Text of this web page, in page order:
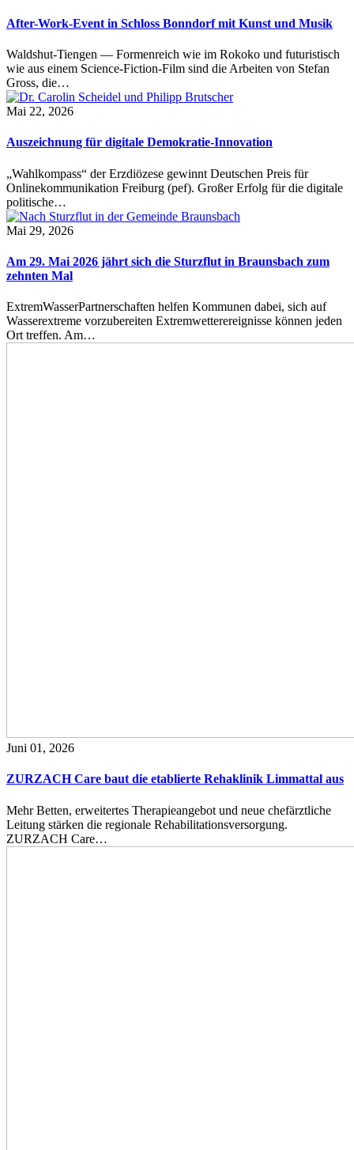
After-Work-Event in Schloss Bonndorf mit Kunst und Musik
Waldshut-Tiengen — Formenreich wie im Rokoko und futuristisch
wie aus einem Science-Fiction-Film sind die Arbeiten von Stefan
Gross, die…
Mai 22, 2026
Auszeichnung für digitale Demokratie-Innovation
„Wahlkompass“ der Erzdiözese gewinnt Deutschen Preis für
Onlinekommunikation Freiburg (pef). Großer Erfolg für die digitale
politische…
Mai 29, 2026
Am 29. Mai 2026 jährt sich die Sturzflut in Braunsbach zum
zehnten Mal
ExtremWasserPartnerschaften helfen Kommunen dabei, sich auf
Wasserextreme vorzubereiten Extremwetterereignisse können jeden
Ort treffen. Am…
Juni 01, 2026
ZURZACH Care baut die etablierte Rehaklinik Limmattal aus
Mehr Betten, erweitertes Therapieangebot und neue chefärztliche
Leitung stärken die regionale Rehabilitationsversorgung.
ZURZACH Care…